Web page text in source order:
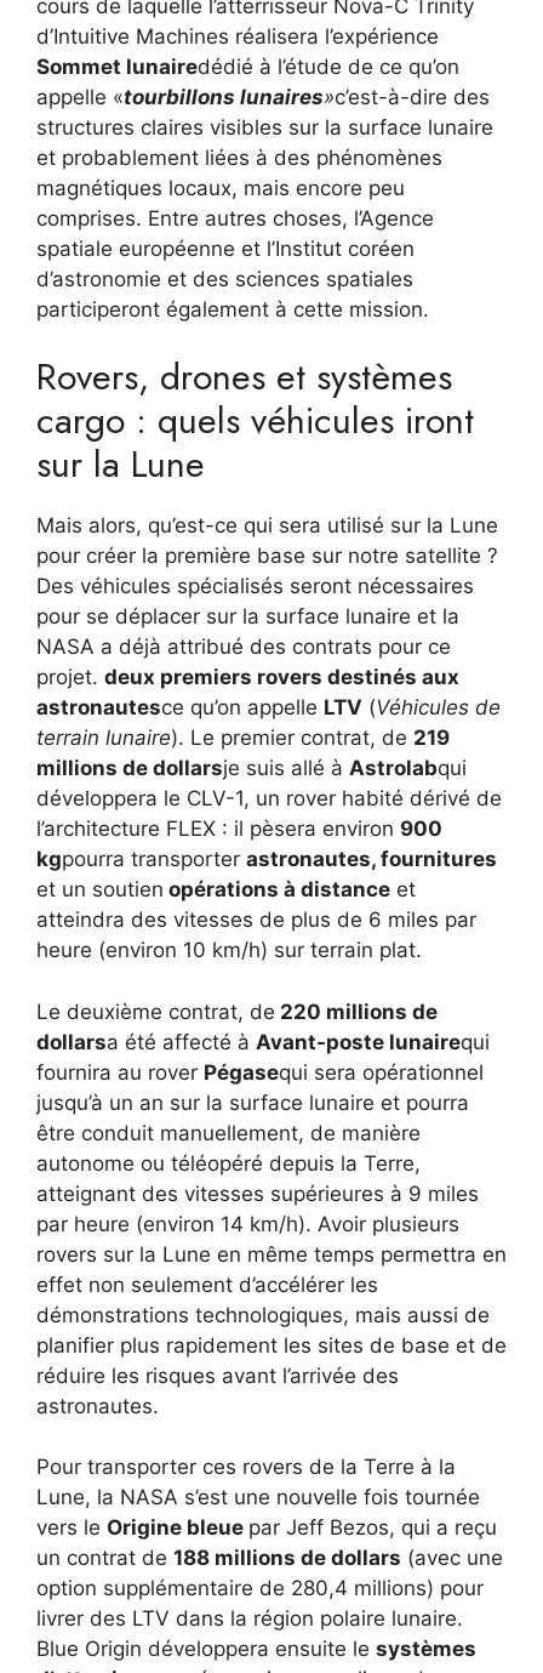
cours de laquelle l’atterrisseur Nova-C Trinity
d’Intuitive Machines réalisera l’expérience
Sommet lunairedédié à l’étude de ce qu’on
appelle «tourbillons lunaires»c’est-à-dire des
structures claires visibles sur la surface lunaire
et probablement liées à des phénomènes
magnétiques locaux, mais encore peu
comprises. Entre autres choses, l’Agence
spatiale européenne et l’Institut coréen
d’astronomie et des sciences spatiales
participeront également à cette mission.
Rovers, drones et systèmes
cargo : quels véhicules iront
sur la Lune
Mais alors, qu’est-ce qui sera utilisé sur la Lune
pour créer la première base sur notre satellite ?
Des véhicules spécialisés seront nécessaires
pour se déplacer sur la surface lunaire et la
NASA a déjà attribué des contrats pour ce
projet. deux premiers rovers destinés aux
astronautesce qu’on appelle LTV (Véhicules de
terrain lunaire). Le premier contrat, de 219
millions de dollarsje suis allé à Astrolabqui
développera le CLV-1, un rover habité dérivé de
l’architecture FLEX : il pèsera environ 900
kgpourra transporter astronautes, fournitures
et un soutien opérations à distance et
atteindra des vitesses de plus de 6 miles par
heure (environ 10 km/h) sur terrain plat.
Le deuxième contrat, de 220 millions de
dollarsa été affecté à Avant-poste lunairequi
fournira au rover Pégasequi sera opérationnel
jusqu’à un an sur la surface lunaire et pourra
être conduit manuellement, de manière
autonome ou téléopéré depuis la Terre,
atteignant des vitesses supérieures à 9 miles
par heure (environ 14 km/h). Avoir plusieurs
rovers sur la Lune en même temps permettra en
effet non seulement d’accélérer les
démonstrations technologiques, mais aussi de
planifier plus rapidement les sites de base et de
réduire les risques avant l’arrivée des
astronautes.
Pour transporter ces rovers de la Terre à la
Lune, la NASA s’est une nouvelle fois tournée
vers le Origine bleue par Jeff Bezos, qui a reçu
un contrat de 188 millions de dollars (avec une
option supplémentaire de 280,4 millions) pour
livrer des LTV dans la région polaire lunaire.
Blue Origin développera ensuite le systèmes